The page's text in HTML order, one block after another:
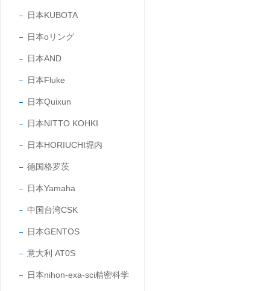
日本KUBOTA
日本oリング
日本AND
日本Fluke
日本Quixun
日本NITTO KOHKI
日本HORIUCHI堀内
德国格罗茨
日本Yamaha
中国台湾CSK
日本GENTOS
意大利 AT0S
日本nihon-exa-sci精密科学